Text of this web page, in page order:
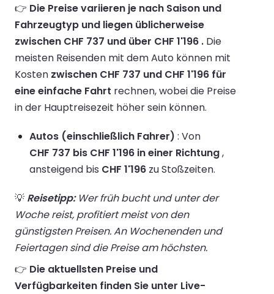
👉 Die Preise variieren je nach Saison und
Fahrzeugtyp und liegen üblicherweise
zwischen CHF 737 und über CHF 1'196 . Die
meisten Reisenden mit dem Auto können mit
Kosten zwischen CHF 737 und CHF 1'196 für
eine einfache Fahrt rechnen, wobei die Preise
in der Hauptreisezeit höher sein können.
Autos (einschließlich Fahrer) : Von
CHF 737 bis CHF 1'196 in einer Richtung,
ansteigend bis CHF 1'196 zu Stoßzeiten.
💡 Reisetipp:Wer früh bucht und unter der
Woche reist, profitiert meist von den
günstigsten Preisen. An Wochenenden und
Feiertagen sind die Preise am höchsten.
👉 Die aktuellsten Preise und
Verfügbarkeiten finden Sie unter Live-